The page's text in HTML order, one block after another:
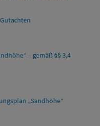
– gemäß §§ 3,4
„Sandhöhe“